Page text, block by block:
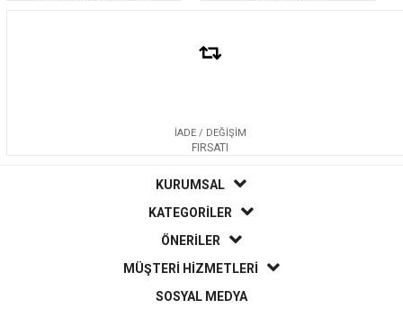
İADE / DEĞİŞİM
FIRSATI
KURUMSAL
KATEGORİLER
ÖNERİLER
MÜŞTERİ HİZMETLERİ
SOSYAL MEDYA